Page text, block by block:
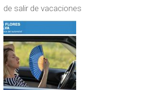
de salir de vacaciones